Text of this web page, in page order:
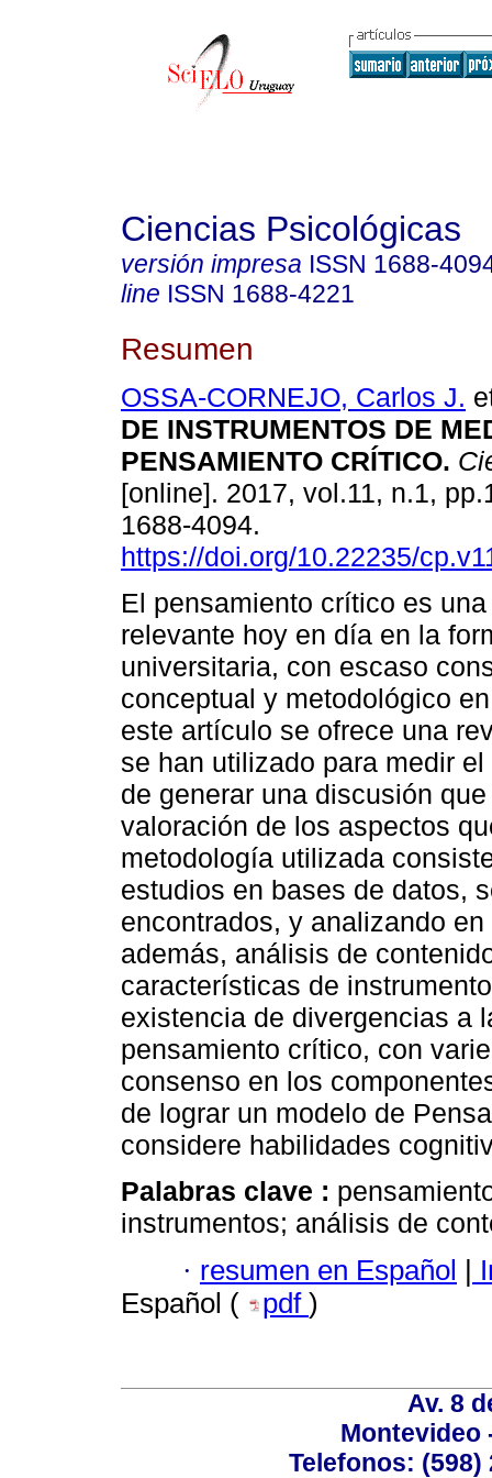
Ciencias Psicológicas
versión impresa ISSN 1688-
line ISSN 1688-4221
Resumen
OSSA-CORNEJO, Carlos J.
DE INSTRUMENTOS DE
PENSAMIENTO CRÍTICO.
[online]. 2017, vol.11, n.1,
1688-4094.
https://doi.org/10.22235/
El pensamiento crítico es
relevante hoy en día en la
universitaria, con escaso
conceptual y metodológico
este artículo se ofrece una
se han utilizado para medir
de generar una discusión
valoración de los aspectos
metodología utilizada
estudios en bases de datos,
encontrados, y analizando
además, análisis de
características de
existencia de divergencias a
pensamiento crítico, con
consenso en los
de lograr un modelo de
considere habilidades
Palabras clave :
instrumentos; análisis de
· resumen en Español |
Español (
pdf )
Av. 8
Montevideo
Telefonos: (598)